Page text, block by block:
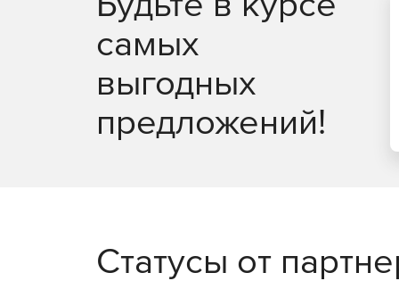
Формирование расписания для
самых
выгодных
предложений!
Статусы от